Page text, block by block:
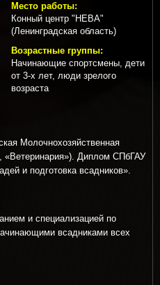
Место работы:
Конный центр "НЕВА"
(Ленинградская область)
Возрастные группы:
Начинающие спортсмены, дети
от 3-х лет, люди зрелого
возраста
Молочнохозяйственная
Диплом СПбГАУ
и подготовка всадников».
и специализацией по
всадниками всех